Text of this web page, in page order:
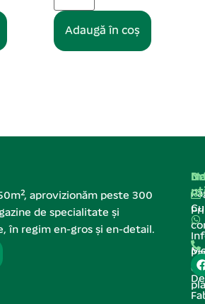
Adaugă în coș
aprovizionăm peste 300
de specialitate și
în regim en-gros și en-detail.
de